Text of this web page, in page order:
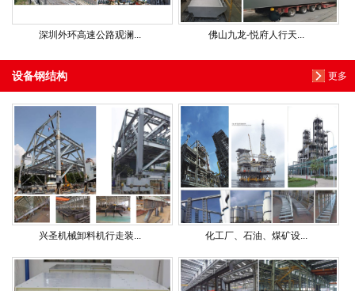
深圳外环高速公路观澜... 佛山九龙-悦府人行天...
更多
设备钢结构
兴圣机械卸料机行走装... 化工厂、石油、煤矿设...